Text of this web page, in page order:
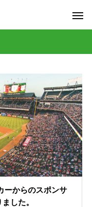
ーからのスポンサ
した。